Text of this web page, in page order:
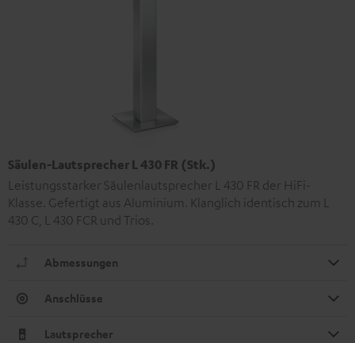
Säulen-Lautsprecher L 430 FR (Stk.)
Leistungsstarker Säulenlautsprecher L 430 FR der HiFi-
Klasse. Gefertigt aus Aluminium. Klanglich identisch zum L
430 C, L 430 FCR und Trios.
Abmessungen
Anschlüsse
Lautsprecher